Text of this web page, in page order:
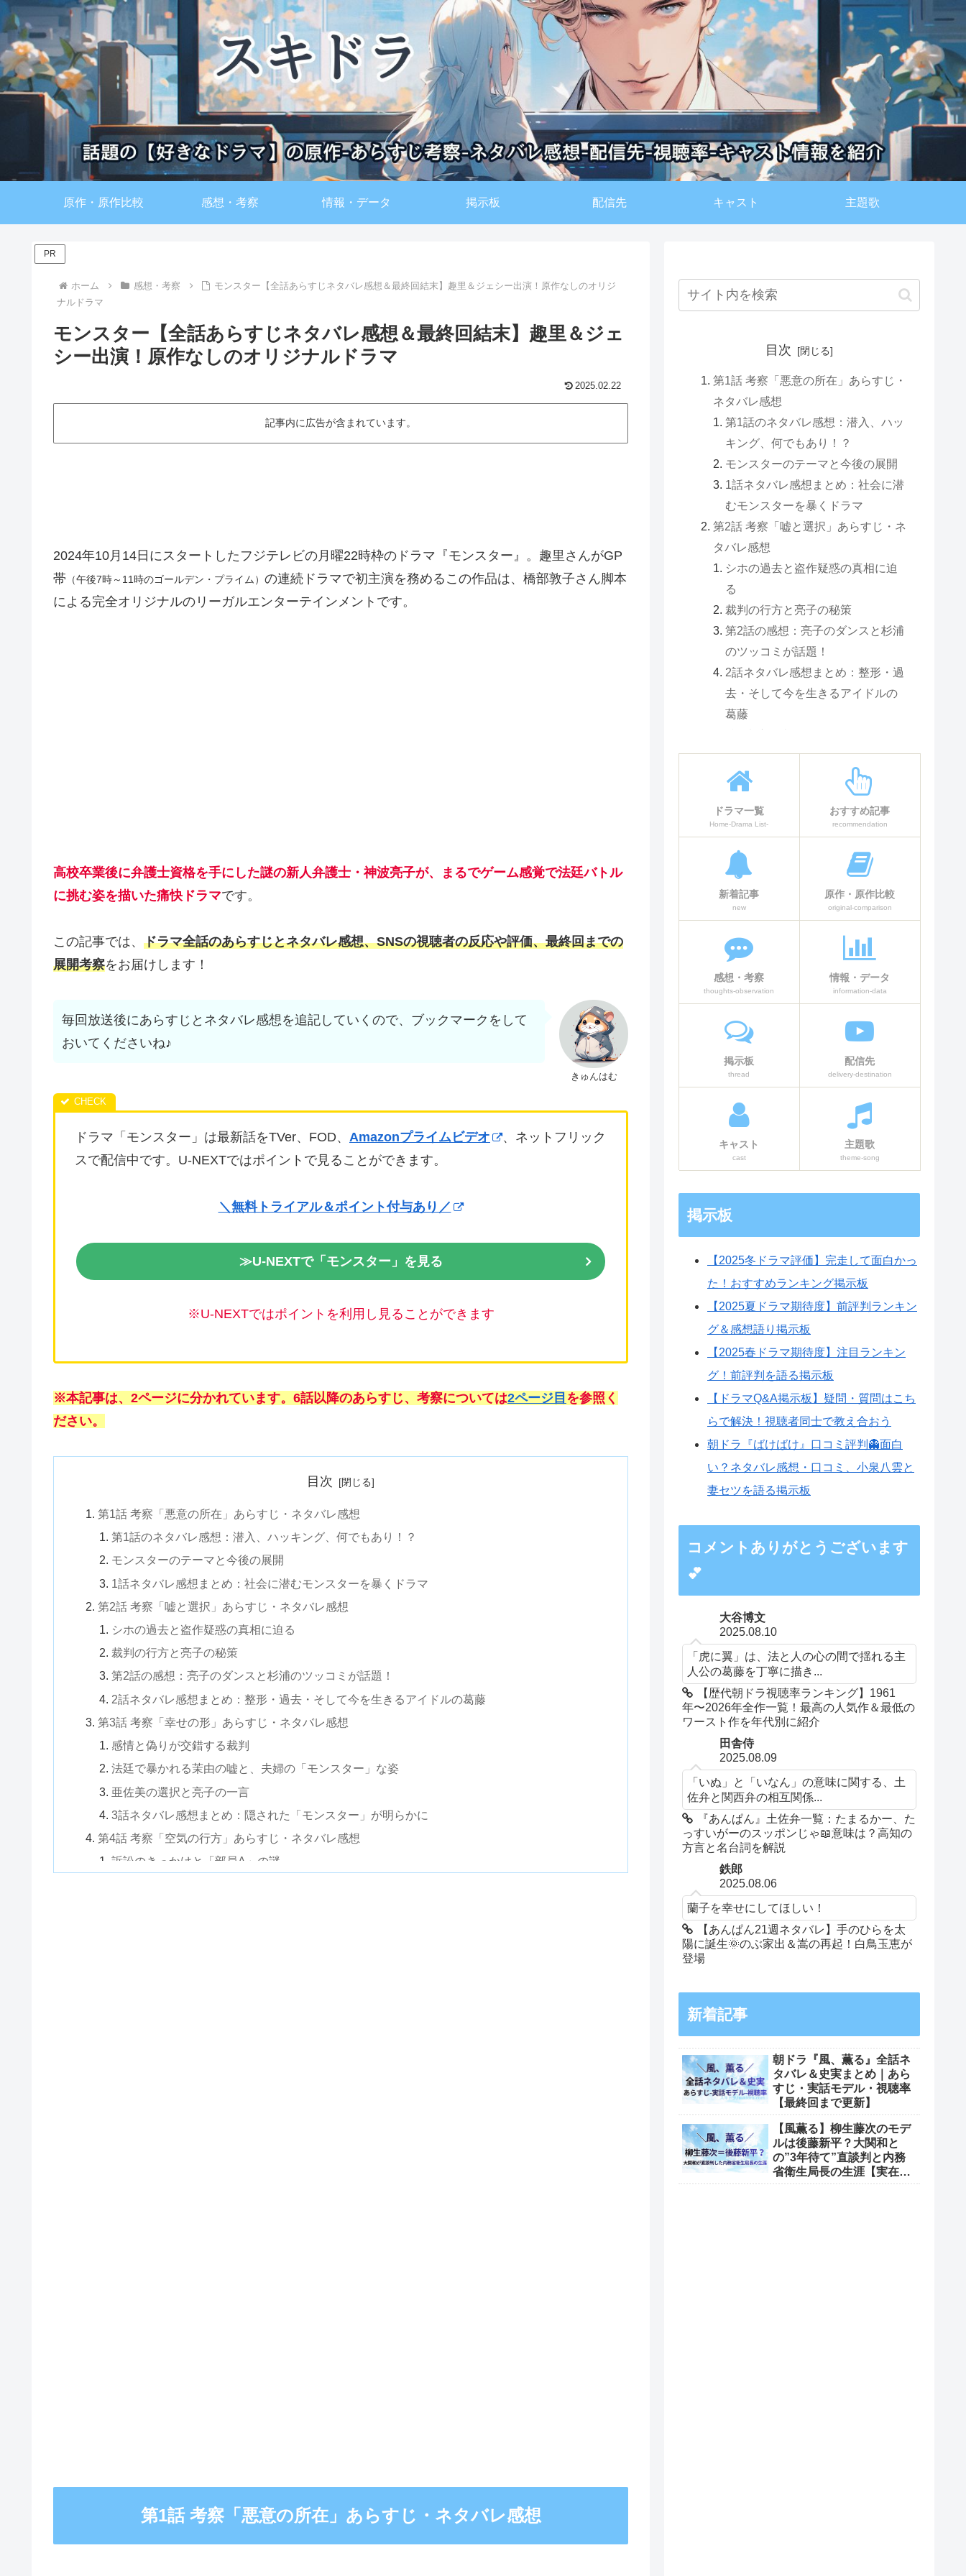
原作・原作比較 感想・考察 情報・データ 掲示板 配信先 キャスト 主題歌
PR
ホーム 感想・考察
モンスター【全話あらすじネタバレ感想＆最終回結末】趣里＆ジェシー出演！原作なしのオリジ
ナルドラマ
モンスター【全話あらすじネタバレ感想＆最終回結末】趣里＆ジェ
シー出演！原作なしのオリジナルドラマ
2025.02.22
記事内に広告が含まれています。
2024年10月14日にスタートしたフジテレビの月曜22時枠のドラマ『モンスター』。趣里さんがGP
帯 （午後7時～11時のゴールデン・プライム） の連続ドラマで初主演を務めるこの作品は、橋部敦子さん脚本
による完全オリジナルのリーガルエンターテインメントです。
高校卒業後に弁護士資格を手にした謎の新人弁護士・神波亮子が、まるでゲーム感覚で法廷バトル
に挑む姿を描いた痛快ドラマです。
この記事では、 ドラマ全話のあらすじとネタバレ感想、SNSの視聴者の反応や評価、最終回までの
展開考察をお届けします！
きゅんはむ
毎回放送後にあらすじとネタバレ感想を追記していくので、ブックマークをして
おいてくださいね♪
ドラマ「モンスター」は最新話をTVer、FOD、 Amazonプライムビデオ
、ネットフリック
スで配信中です。U-NEXTではポイントで見ることができます。
＼無料トライアル＆ポイント付与あり／
≫U-NEXTで「モンスター」を見る
※U-NEXTではポイントを利用し見ることができます
※本記事は、2ページに分かれています。6話以降のあらすじ、考察については2ページ目 を参照く
ださい。
目次
第1話 考察「悪意の所在」あらすじ・ネタバレ感想
第1話のネタバレ感想：潜入、ハッキング、何でもあり！？
モンスターのテーマと今後の展開
1話ネタバレ感想まとめ：社会に潜むモンスターを暴くドラマ
第2話 考察「嘘と選択」あらすじ・ネタバレ感想
シホの過去と盗作疑惑の真相に迫る
裁判の行方と亮子の秘策
第2話の感想：亮子のダンスと杉浦のツッコミが話題！
2話ネタバレ感想まとめ：整形・過去・そして今を生きるアイドルの葛藤
第3話 考察「幸せの形」あらすじ・ネタバレ感想
感情と偽りが交錯する裁判
法廷で暴かれる茉由の嘘と、夫婦の「モンスター」な姿
亜佐美の選択と亮子の一言
3話ネタバレ感想まとめ：隠された「モンスター」が明らかに
第4話 考察「空気の行方」あらすじ・ネタバレ感想
訴訟のきっかけと「部員A」の謎
第1話 考察「悪意の所在」あらすじ・ネタバレ感想
目次
第1話 考察「悪意の所在」あらすじ・
ネタバレ感想
第1話のネタバレ感想：潜入、ハッ
キング、何でもあり！？
モンスターのテーマと今後の展開
1話ネタバレ感想まとめ：社会に潜
むモンスターを暴くドラマ
第2話 考察「嘘と選択」あらすじ・ネ
タバレ感想
シホの過去と盗作疑惑の真相に迫
る
裁判の行方と亮子の秘策
第2話の感想：亮子のダンスと杉浦
のツッコミが話題！
2話ネタバレ感想まとめ：整形・過
去・そして今を生きるアイドルの
葛藤
タバレ感想
感情と偽りが交錯する裁判
法廷で暴かれる茉由の嘘と、夫婦
の「モンスター」な姿
亜佐美の選択と亮子の一言
3話ネタバレ感想まとめ：隠された
「モンスター」が明らかに
第4話 考察「空気の行方」あらすじ・
ネタバレ感想
訴訟のきっかけと「部員A」の謎
訴訟の裏に隠されたスポーツ特待
生制度の歪み
神宮寺と武田の友情とライバル関
係
法廷で暴かれる“正義”の矛盾
裏の真実と亮子の考察
神宮寺と武田が示した友情の結末
4話ネタバレ感想まとめ：自分の利
益のためだけに動くは愚かな行為
第5話 考察「信じたいもの」あらす
じ・ネタバレ感想
エマが求める真実とクリニックの
疑惑
父と娘、冷たい再会と法廷での対
決へ
さらに深まる疑惑、そして命を狙
での対決の行方
5話ネタバレ感想まとめ：複雑に絡
み合う人間関係と謎が生むサスペ
ンス
ドラマ一覧
Home-Drama List-
おすすめ記事
recommendation
新着記事
new
原作・原作比較
original-comparison
感想・考察
thoughts-observation
情報・データ
information-data
掲示板
thread
配信先
delivery-destination
キャスト
cast
主題歌
theme-song
掲示板
【2025冬ドラマ評価】完走して面白かっ
た！おすすめランキング掲示板
【2025夏ドラマ期待度】前評判ランキン
グ＆感想語り掲示板
【2025春ドラマ期待度】注目ランキン
グ！前評判を語る掲示板
【ドラマQ&A掲示板】疑問・質問はこち
らで解決！視聴者同士で教え合おう
朝ドラ『ばけばけ』口コミ評判👻面白
い？ネタバレ感想・口コミ、小泉八雲と
妻セツを語る掲示板
コメントありがとうございます
💕
大谷博文
2025.08.10
「虎に翼」は、法と人の心の間で揺れる主
人公の葛藤を丁寧に描き...
【歴代朝ドラ視聴率ランキング】1961
年〜2026年全作一覧！最高の人気作＆最低の
ワースト作を年代別に紹介
田舎侍
2025.08.09
「いぬ」と「いなん」の意味に関する、土
佐弁と関西弁の相互関係...
『あんぱん』土佐弁一覧：たまるかー、た
っすいがーのスッポンじゃ📖意味は？高知の
方言と名台詞を解説
鉄郎
2025.08.06
蘭子を幸せにしてほしい！
【あんぱん21週ネタバレ】手のひらを太
陽に誕生🌞のぶ家出＆嵩の再起！白鳥玉恵が
登場
新着記事
朝ドラ『風、薫る』全話ネ
タバレ＆史実まとめ｜あら
すじ・実話モデル・視聴率
【最終回まで更新】
【風薫る】柳生藤次のモデ
ルは後藤新平？大関和と
の”3年待て”直談判と内務
省衛生局長の生涯【実在モ